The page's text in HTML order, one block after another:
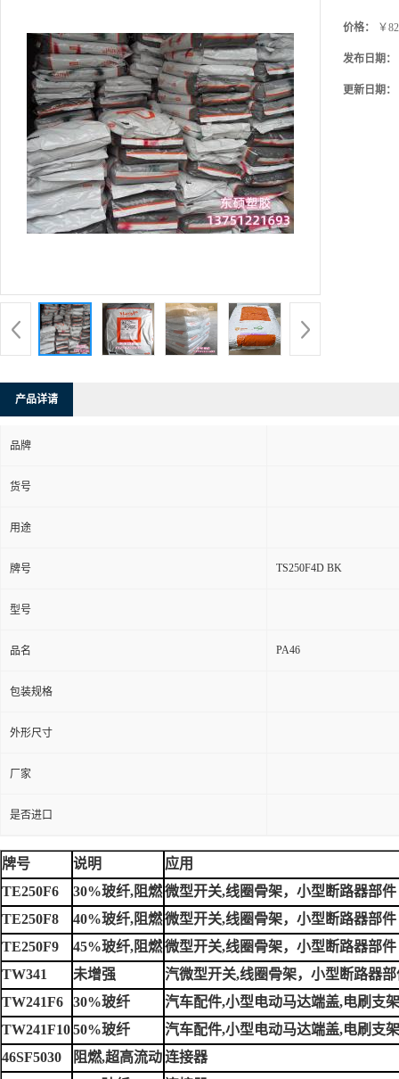
价格： ￥
发布日期：
更新日期：
产品详请
品牌
货号
用途
牌号 TS250F4D BK
型号
品名 PA46
包装规格
外形尺寸
厂家
是否进口
牌号 说明
应用
TE250F6
30%玻纤,阻燃微型开关,线圈骨架，小型断路器部件
TE250F8
40%玻纤,阻燃微型开关,线圈骨架，小型断路器部件
TE250F9
45%玻纤,阻燃微型开关,线圈骨架，小型断路器部件
TW341
未增强
汽微型开关,线圈骨架，小型断路器
TW241F6
30%玻纤
汽车配件,小型电动马达端盖,电刷支
TW241F1050%玻纤
汽车配件,小型电动马达端盖,电刷支
46SF5030
阻燃,超高流动连接器